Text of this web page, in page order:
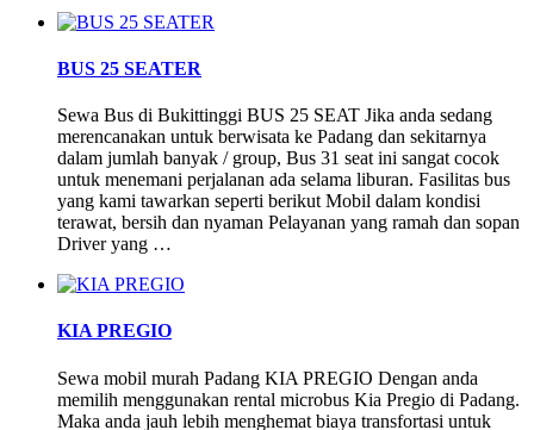
BUS 25 SEATER
Sewa Bus di Bukittinggi BUS 25 SEAT Jika anda sedang
merencanakan untuk berwisata ke Padang dan sekitarnya
dalam jumlah banyak / group, Bus 31 seat ini sangat cocok
untuk menemani perjalanan ada selama liburan. Fasilitas bus
yang kami tawarkan seperti berikut Mobil dalam kondisi
terawat, bersih dan nyaman Pelayanan yang ramah dan sopan
Driver yang …
KIA PREGIO
Sewa mobil murah Padang KIA PREGIO Dengan anda
memilih menggunakan rental microbus Kia Pregio di Padang.
Maka anda jauh lebih menghemat biaya transfortasi untuk